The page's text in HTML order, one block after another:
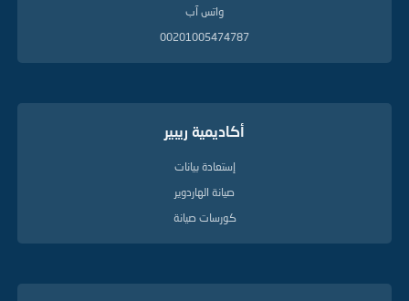
واتس آب
00201005474787
أكاديمية ريبير
إستعادة بيانات
صيانة الهاردوير
كورسات صيانة